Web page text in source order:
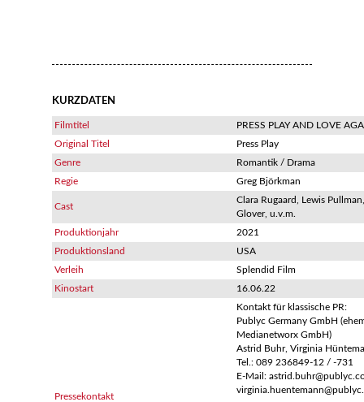
KURZDATEN
Filmtitel
PRESS PLAY AND LOVE
Original Titel
Press Play
Genre
Romantik / Drama
Regie
Greg Björkman
Cast
Clara Rugaard, Lewis
Glover, u.v.m.
Produktionjahr
2021
Produktionsland
USA
Verleih
Splendid Film
Kinostart
16.06.22
Pressekontakt
Kontakt für klassische PR:
Publyc Germany GmbH
Medianetworx GmbH)
Astrid Buhr, Virginia
Tel.: 089 236849-12 / -731
E-Mail: